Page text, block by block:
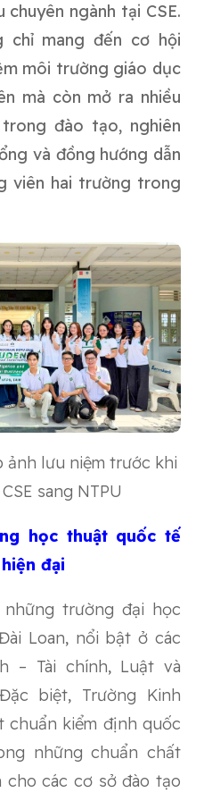
ngành tại CSE.
chỉ mang đến cơ hội
môi trường giáo dục
mà còn mở ra nhiều
đào tạo, nghiên
và đồng hướng dẫn
viên hai trường trong
ảnh lưu niệm trước khi
sang NTPU
học thuật quốc tế
đại
trường đại học
Loan, nổi bật ở các
– Tài chính, Luật và
biệt, Trường Kinh
chuẩn kiểm định quốc
những chuẩn chất
cho các cơ sở đào tạo